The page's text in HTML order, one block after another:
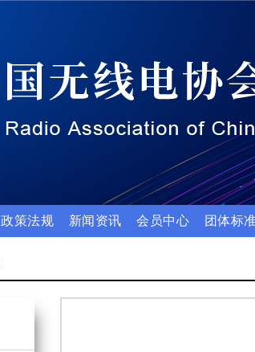
政策法规 新闻资讯 会员中心 团体标